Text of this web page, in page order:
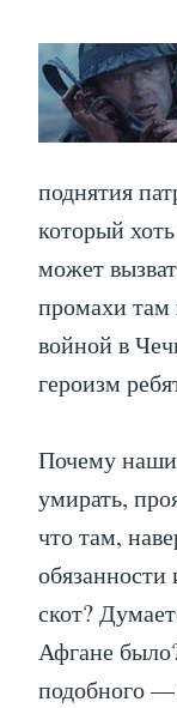
поднятия
который
может
промахи там
войной в
героизм
Почему
умирать,
что там,
скот?
Афгане
подобного